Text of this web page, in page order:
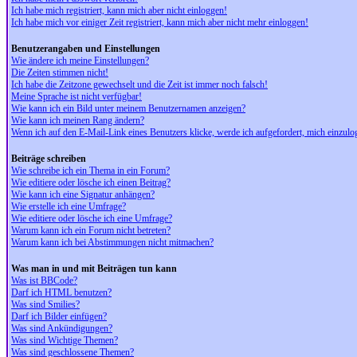
Ich habe mich registriert, kann mich aber nicht einloggen!
Ich habe mich vor einiger Zeit registriert, kann mich aber nicht mehr einloggen!
Benutzerangaben und Einstellungen
Wie ändere ich meine Einstellungen?
Die Zeiten stimmen nicht!
Ich habe die Zeitzone gewechselt und die Zeit ist immer noch falsch!
Meine Sprache ist nicht verfügbar!
Wie kann ich ein Bild unter meinem Benutzernamen anzeigen?
Wie kann ich meinen Rang ändern?
Wenn ich auf den E-Mail-Link eines Benutzers klicke, werde ich aufgefordert, mich
Beiträge schreiben
Wie schreibe ich ein Thema in ein Forum?
Wie editiere oder lösche ich einen Beitrag?
Wie kann ich eine Signatur anhängen?
Wie erstelle ich eine Umfrage?
Wie editiere oder lösche ich eine Umfrage?
Warum kann ich ein Forum nicht betreten?
Warum kann ich bei Abstimmungen nicht mitmachen?
Was man in und mit Beiträgen tun kann
Was ist BBCode?
Darf ich HTML benutzen?
Was sind Smilies?
Darf ich Bilder einfügen?
Was sind Ankündigungen?
Was sind Wichtige Themen?
Was sind geschlossene Themen?